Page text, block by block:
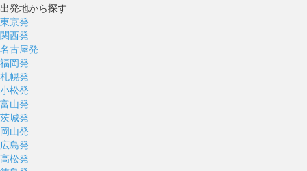
出発地から探す
東京発
関西発
名古屋発
福岡発
札幌発
小松発
富山発
茨城発
岡山発
広島発
高松発